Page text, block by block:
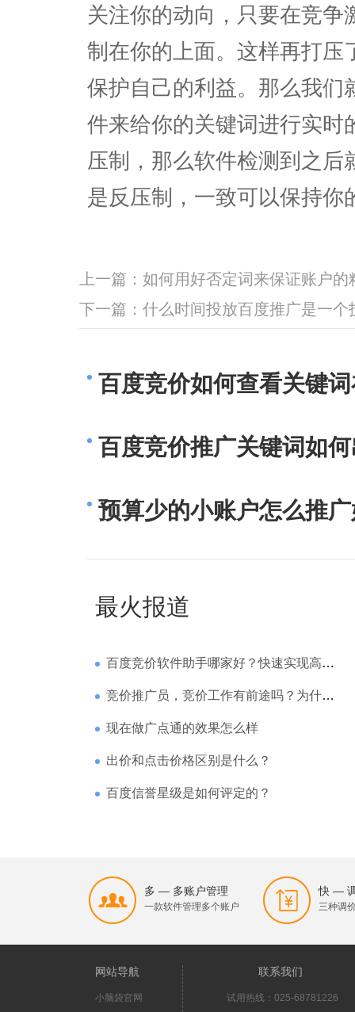
关注你的动向，只要在竞
制在你的上面。这样再打压
保护自己的利益。那么我们
件来给你的关键词进行实时
压制，那么软件检测到之
是反压制，一致可以保持你
上一篇： 如何用好否定词来保证账户的
下一篇： 什么时间投放百度推广是一个
百度竞价如何查看关键
百度竞价推广关键词如
预算少的小账户怎么推
最火报道
百度竞价软件助手哪家好？快速实现高回报哪家强？
竞价推广员，竞价工作有前途吗？为什么待遇那么高
现在做广点通的效果怎么样
出价和点击价格区别是什么？
百度信誉星级是如何评定的？
多 — 多账户管理
一款软件管理多个账户
快 —
三种调
网站导航
小脑袋官网
联系我们
试用热线：025-68781226